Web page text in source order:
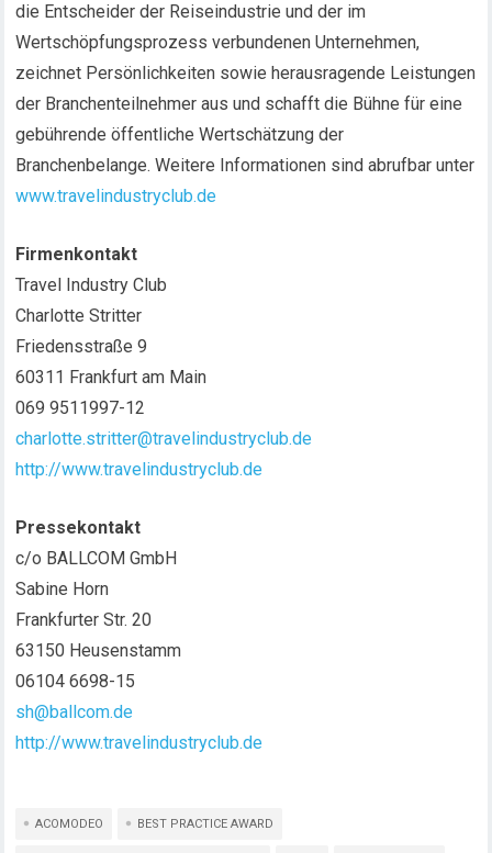
die Entscheider der Reiseindustrie und der im
Wertschöpfungsprozess verbundenen Unternehmen,
zeichnet Persönlichkeiten sowie herausragende Leistungen
der Branchenteilnehmer aus und schafft die Bühne für eine
gebührende öffentliche Wertschätzung der
Branchenbelange. Weitere Informationen sind abrufbar unter
www.travelindustryclub.de
Firmenkontakt
Travel Industry Club
Charlotte Stritter
Friedensstraße 9
60311 Frankfurt am Main
069 9511997-12
charlotte.stritter@travelindustryclub.de
http://www.travelindustryclub.de
Pressekontakt
c/o BALLCOM GmbH
Sabine Horn
Frankfurter Str. 20
63150 Heusenstamm
06104 6698-15
sh@ballcom.de
http://www.travelindustryclub.de
ACOMODEO BEST PRACTICE AWARD